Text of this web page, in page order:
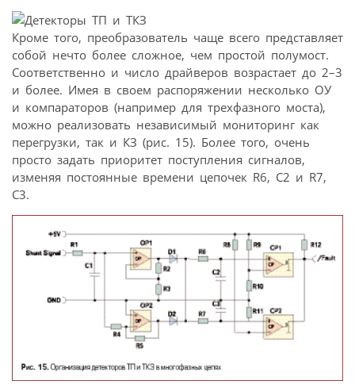
Кроме того, преобразователь чаще всего представляет
собой нечто более сложное, чем простой полумост.
Соответственно и число драйверов возрастает до 2–3
и более. Имея в своем распоряжении несколько ОУ
и компараторов (например для трехфазного моста),
можно реализовать независимый мониторинг как
перегрузки, так и КЗ (рис. 15). Более того, очень
просто задать приоритет поступления сигналов,
изменяя постоянные времени цепочек R6, C2 и R7,
C3.